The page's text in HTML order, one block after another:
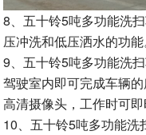
8、五十铃5吨多功能洗
压冲洗和低压洒水的功能
9、五十铃5吨多功能洗
驾驶室内即可完成车辆
高清摄像头，工作时可
10、五十铃5吨多功能洗